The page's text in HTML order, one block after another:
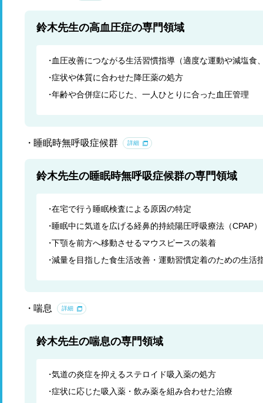
鈴木先生の高血圧症の専門領域
血圧改善につながる生活習慣指導（適度な運動や減塩食
症状や体質に合わせた降圧薬の処方
年齢や合併症に応じた、一人ひとりに合った血圧管理
睡眠時無呼吸症候群 詳細
鈴木先生の睡眠時無呼吸症候群の専門領域
在宅で行う睡眠検査による原因の特定
睡眠中に気道を広げる経鼻的持続陽圧呼吸療法（CPAP）
下顎を前方へ移動させるマウスピースの装着
減量を目指した食生活改善・運動習慣定着のための生活
喘息 詳細
鈴木先生の喘息の専門領域
気道の炎症を抑えるステロイド吸入薬の処方
症状に応じた吸入薬・飲み薬を組み合わせた治療